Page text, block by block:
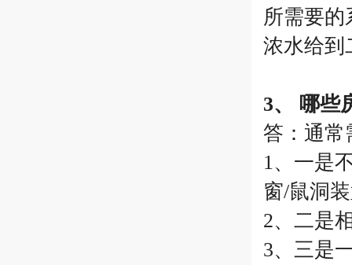
所需要
浓水给到
3、 哪些
答：通常
1、一是
窗/鼠洞
2、二是
3、三是